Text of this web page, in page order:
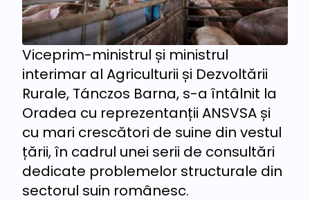
Viceprim-ministrul și ministrul
interimar al Agriculturii și Dezvoltării
Rurale, Tánczos Barna, s-a întâlnit la
Oradea cu reprezentanții ANSVSA și
cu mari crescători de suine din vestul
țării, în cadrul unei serii de consultări
dedicate problemelor structurale din
sectorul suin românesc.